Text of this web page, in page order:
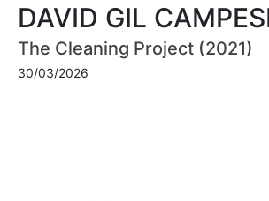
DAVID GIL
The Cleaning Project (2021)
30/03/2026